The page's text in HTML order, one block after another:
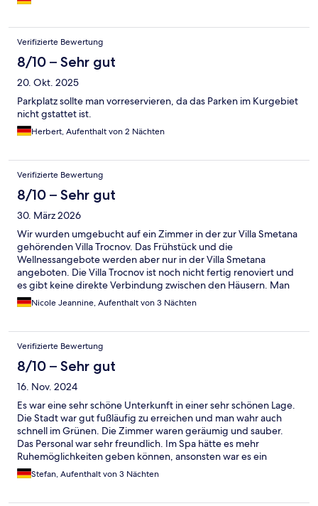
Verifizierte Bewertung
8/10 – Sehr gut
20. Okt. 2025
Parkplatz sollte man vorreservieren, da das Parken im Kurgebiet
nicht gstattet ist.
Herbert, Aufenthalt von 2 Nächten
Verifizierte Bewertung
8/10 – Sehr gut
30. März 2026
Wir wurden umgebucht auf ein Zimmer in der zur Villa Smetana
gehörenden Villa Trocnov. Das Frühstück und die
Wellnessangebote werden aber nur in der Villa Smetana
angeboten. Die Villa Trocnov ist noch nicht fertig renoviert und
es gibt keine direkte Verbindung zwischen den Häusern. Man
kommt nur über den Außenbereich von einem Haus in das
andere. Bei diesen Temperaturen eher unangenehm. Im
Verweilen im Schwimmbad oder Saunabereich ist
wahrscheinlich nicht gewünscht. Die Massagen waren okay. Das
Frühstück war gut.
Nicole Jeannine, Aufenthalt von 3 Nächten
Verifizierte Bewertung
8/10 – Sehr gut
16. Nov. 2024
Es war eine sehr schöne Unterkunft in einer sehr schönen Lage.
Die Stadt war gut fußläufig zu erreichen und man wahr auch
schnell im Grünen. Die Zimmer waren geräumig und sauber.
Das Personal war sehr freundlich. Im Spa hätte es mehr
Ruhemöglichkeiten geben können, ansonsten war es ein
wundervoller Aufenthalt.
Stefan, Aufenthalt von 3 Nächten